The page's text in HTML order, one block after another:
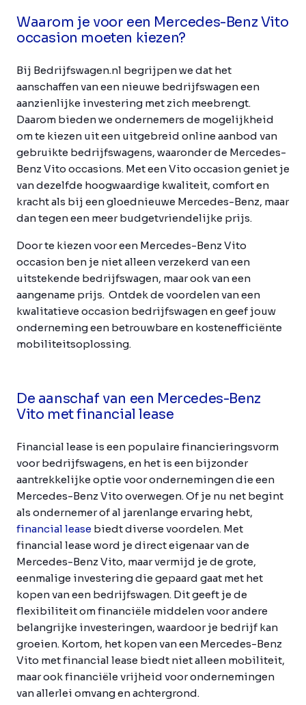
Waarom je voor een Mercedes-Benz Vito
occasion moeten kiezen?
Bij Bedrijfswagen.nl begrijpen we dat het
aanschaffen van een nieuwe bedrijfswagen een
aanzienlijke investering met zich meebrengt.
Daarom bieden we ondernemers de mogelijkheid
om te kiezen uit een uitgebreid online aanbod van
gebruikte bedrijfswagens, waaronder de Mercedes-
Benz Vito occasions. Met een Vito occasion geniet je
van dezelfde hoogwaardige kwaliteit, comfort en
kracht als bij een gloednieuwe Mercedes-Benz, maar
dan tegen een meer budgetvriendelijke prijs.
Door te kiezen voor een Mercedes-Benz Vito
occasion ben je niet alleen verzekerd van een
uitstekende bedrijfswagen, maar ook van een
aangename prijs. Ontdek de voordelen van een
kwalitatieve occasion bedrijfswagen en geef jouw
onderneming een betrouwbare en kostenefficiënte
mobiliteitsoplossing.
De aanschaf van een Mercedes-Benz
Vito met financial lease
Financial lease is een populaire financieringsvorm
voor bedrijfswagens, en het is een bijzonder
aantrekkelijke optie voor ondernemingen die een
Mercedes-Benz Vito overwegen. Of je nu net begint
als ondernemer of al jarenlange ervaring hebt,
financial lease biedt diverse voordelen. Met
financial lease word je direct eigenaar van de
Mercedes-Benz Vito, maar vermijd je de grote,
eenmalige investering die gepaard gaat met het
kopen van een bedrijfswagen. Dit geeft je de
flexibiliteit om financiële middelen voor andere
belangrijke investeringen, waardoor je bedrijf kan
groeien. Kortom, het kopen van een Mercedes-Benz
Vito met financial lease biedt niet alleen mobiliteit,
maar ook financiële vrijheid voor ondernemingen
van allerlei omvang en achtergrond.